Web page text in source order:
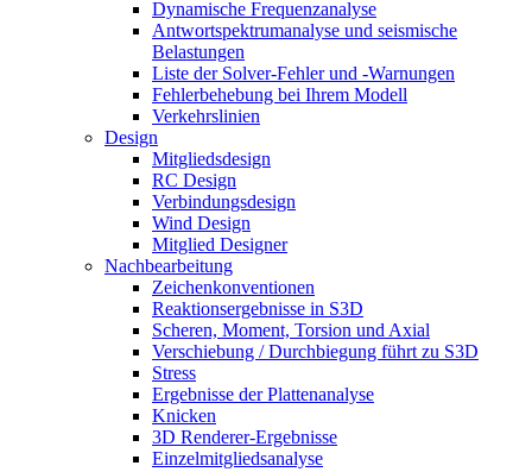
Dynamische Frequenzanalyse
Antwortspektrumanalyse und seismische
Belastungen
Liste der Solver-Fehler und -Warnungen
Fehlerbehebung bei Ihrem Modell
Verkehrslinien
Design
Mitgliedsdesign
RC Design
Verbindungsdesign
Wind Design
Mitglied Designer
Nachbearbeitung
Zeichenkonventionen
Reaktionsergebnisse in S3D
Scheren, Moment, Torsion und Axial
Verschiebung / Durchbiegung führt zu S3D
Stress
Ergebnisse der Plattenanalyse
Knicken
3D Renderer-Ergebnisse
Einzelmitgliedsanalyse